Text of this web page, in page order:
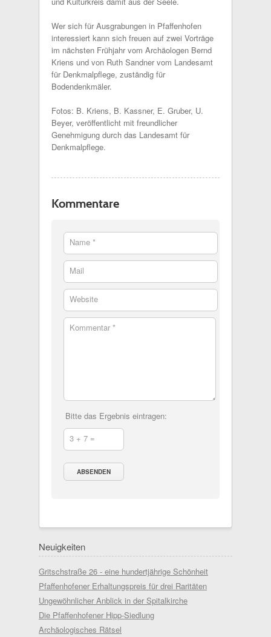
Wer sich für Ausgrabungen in Pfaffenhofen
interessiert kann sich freuen auf zwei Vorträge
im nächsten Frühjahr vom Archäologen Bernd
Kriens und von Ruth Sandner vom Landesamt
für Denkmalpflege, zuständig für
Bodendenkmäler.
Fotos: B. Kriens, B. Kassner, E. Gruber, U.
Beyer, veröffentlicht mit freundlicher
Genehmigung durch das Landesamt für
Denkmalpflege.
Kommentare
Name *
Mail
Website
Kommentar *
Bitte das Ergebnis eintragen:
3 + 7 =
Neuigkeiten
Gritschstraße 26 - eine hundertjährige Schönheit
Pfaffenhofener Erhaltungspreis für drei Raritäten
Ungewöhnlicher Anblick in der Spitalkirche
Die Pfaffenhofener Hipp-Siedlung
Archäologisches Rätsel